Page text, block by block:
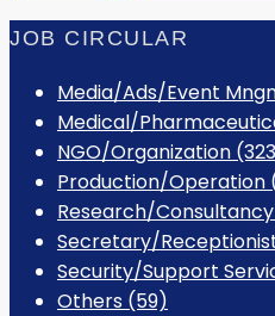
JOB CIRCULAR
Media/Ads/Event
Medical/
NGO/Organization
Production/Operation
Research/
Secretary/
Security/Support
Others (59)